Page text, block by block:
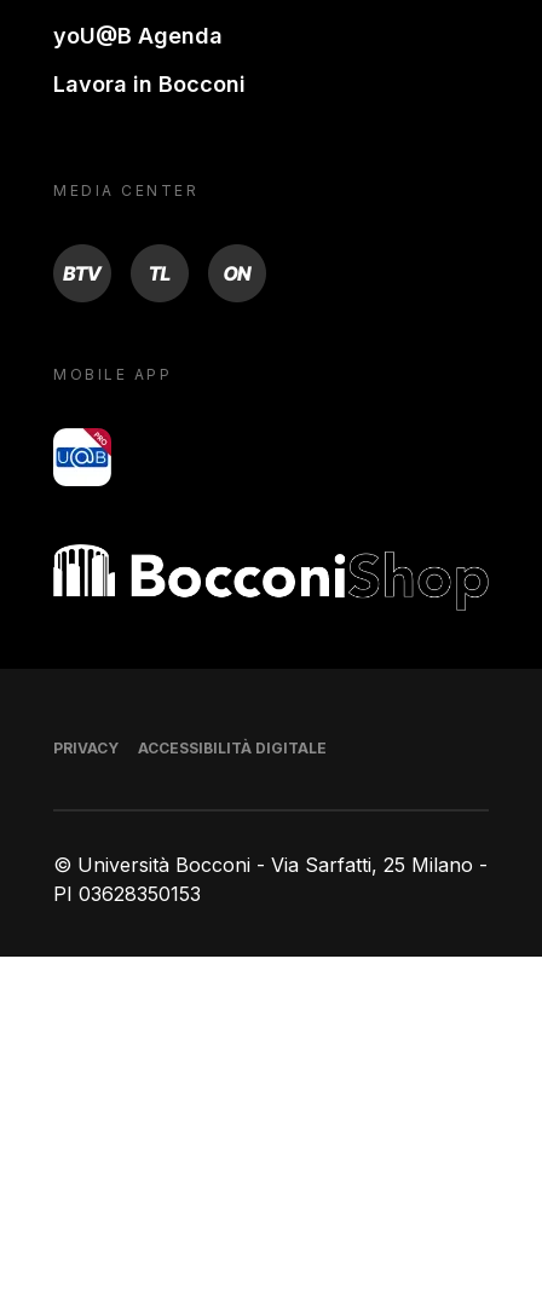
yoU@B Agenda
Lavora in Bocconi
MEDIA CENTER
BTV TL ON
MOBILE APP
yoU@B
Bocconi shop
© Università Bocconi - Via Sarfatti, 25 Milano -
PI 03628350153
Piè di pagina
PRIVACY ACCESSIBILITÀ DIGITALE